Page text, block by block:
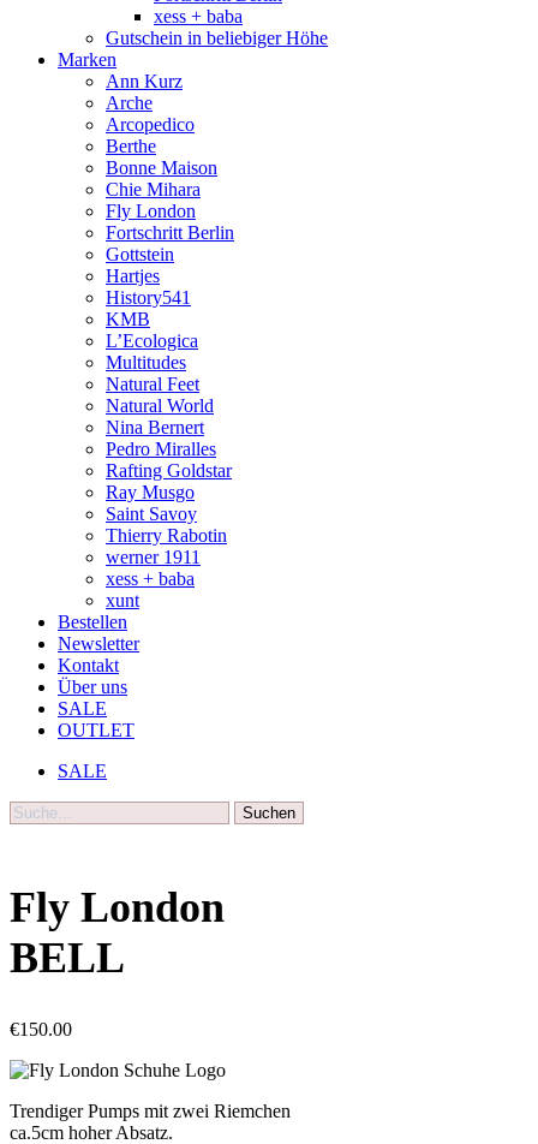
xess + baba
Gutschein in beliebiger Höhe
Marken
Ann Kurz
Arche
Arcopedico
Berthe
Bonne Maison
Chie Mihara
Fly London
Fortschritt Berlin
Gottstein
Hartjes
History541
KMB
L’Ecologica
Multitudes
Natural Feet
Natural World
Nina Bernert
Pedro Miralles
Rafting Goldstar
Ray Musgo
Saint Savoy
Thierry Rabotin
werner 1911
xess + baba
xunt
Bestellen
Newsletter
Kontakt
Über uns
SALE
OUTLET
SALE
Suche
Fly London
BELL
€150.00
Trendiger Pumps mit zwei Riemchen
ca.5cm hoher Absatz.